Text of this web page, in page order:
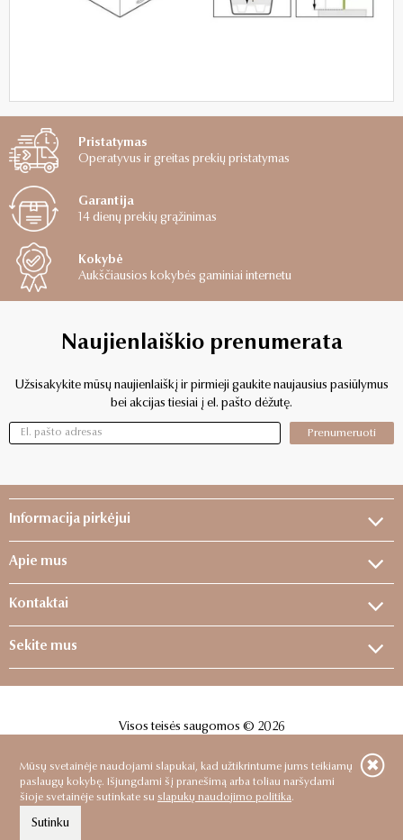
Mūsų svetainėje naudojami slapukai, kad užtikrintume jums teikiamų
paslaugų kokybę. Išjungdami šį pranešimą arba toliau naršydami
šioje svetainėje sutinkate su slapukų naudojimo politika.
Sutinku
Pristatymas
Operatyvus ir greitas prekių pristatymas
Garantija
14 dienų prekių grąžinimas
Kokybė
Aukščiausios kokybės gaminiai internetu
Naujienlaiškio prenumerata
Užsisakykite mūsų naujienlaiškį ir pirmieji gaukite naujausius pasiūlymus
bei akcijas tiesiai į el. pašto dėžutę.
Prenumeruoti
Informacija pirkėjui
Apie mus
Kontaktai
Sekite mus
Visos teisės saugomos © 2026